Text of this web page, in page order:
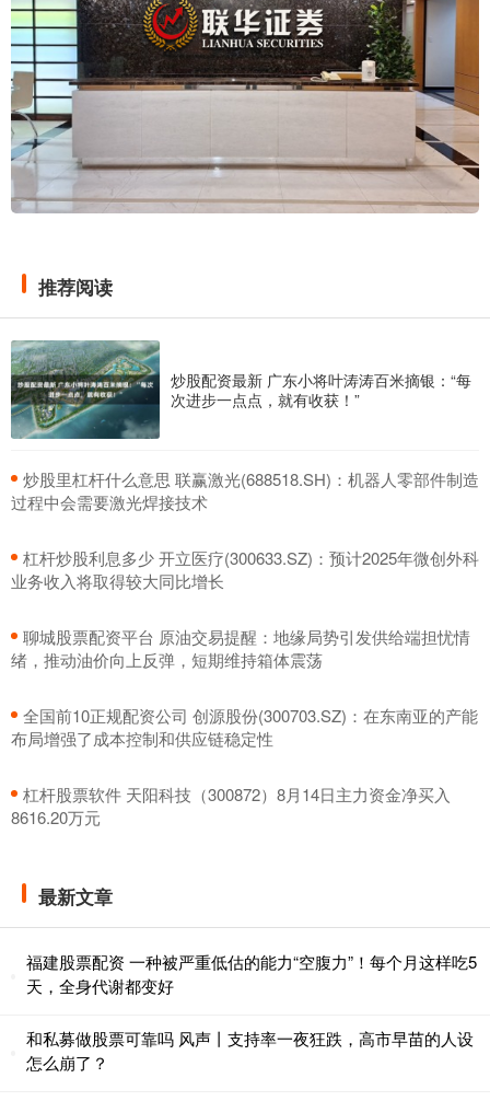
推荐阅读
炒股配资最新 广东小将叶涛涛百米摘银：“每
次进步一点点，就有收获！”
​炒股里杠杆什么意思 联赢激光(688518.SH)：机器人零部件制造
过程中会需要激光焊接技术
​杠杆炒股利息多少 开立医疗(300633.SZ)：预计2025年微创外科
业务收入将取得较大同比增长
​聊城股票配资平台 原油交易提醒：地缘局势引发供给端担忧情
绪，推动油价向上反弹，短期维持箱体震荡
​全国前10正规配资公司 创源股份(300703.SZ)：在东南亚的产能
布局增强了成本控制和供应链稳定性
​杠杆股票软件 天阳科技（300872）8月14日主力资金净买入
8616.20万元
最新文章
福建股票配资 一种被严重低估的能力“空腹力”！每个月这样吃5
天，全身代谢都变好
和私募做股票可靠吗 风声丨支持率一夜狂跌，高市早苗的人设
怎么崩了？